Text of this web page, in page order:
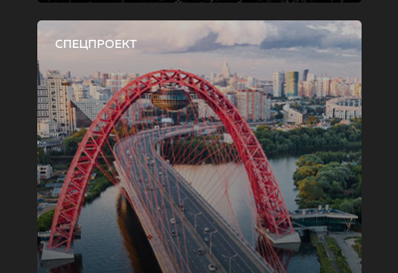
СПЕЦПРОЕКТ